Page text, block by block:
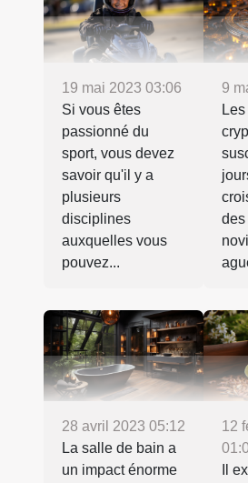
19 mai 2023 03:06
Si vous êtes
passionné du
sport, vous devez
savoir qu'il y a
plusieurs
disciplines
auxquelles vous
pouvez...
9
Les
des
28 avril 2023 05:12
La salle de bain a
un impact énorme
12
Il